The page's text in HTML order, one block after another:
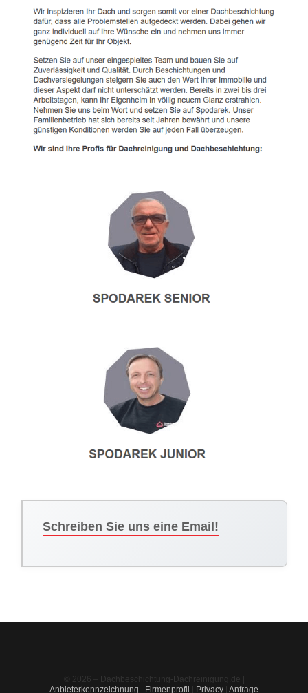
Schreiben Sie uns eine Email!
© 2026 – Dachbeschichtung-Dachreinigung.de |
Anbieterkennzeichnung | Firmenprofil | Privacy | Anfrage